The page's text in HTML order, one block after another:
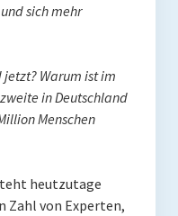
sich mehr
jetzt? Warum ist im
in Deutschland
Menschen
heutzutage
Zahl von Experten,